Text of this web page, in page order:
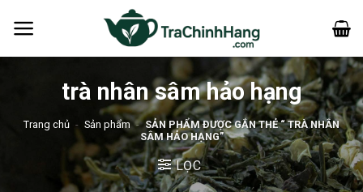
qua
trà nhân sâm hảo hạng
Trang chủ - Sản phẩm - SẢN PHẨM ĐƯỢC GẮN THẺ “ TRÀ NHÂN
SÂM HẢO HẠNG”
LỌC